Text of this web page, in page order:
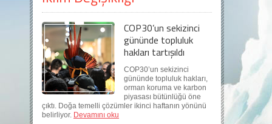
COP30’un sekizinci
gününde topluluk
hakları tartışıldı
COP30’un sekizinci
gününde topluluk hakları,
orman koruma ve karbon
piyasası bütünlüğü öne
çıktı. Doğa temelli çözümler ikinci haftanın yönünü
belirliyor. Devamını oku